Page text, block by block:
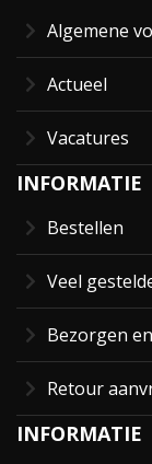
Algemene
Actueel
Vacatures
INFORMATIE
Bestellen
Veel
Bezorgen
Retour
INFORMATIE